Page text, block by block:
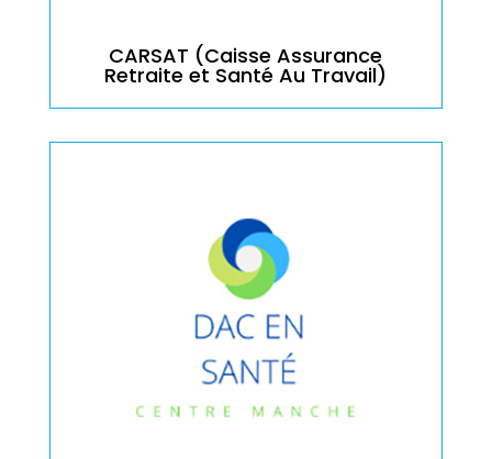
CARSAT (Caisse Assurance
Retraite et Santé Au Travail)